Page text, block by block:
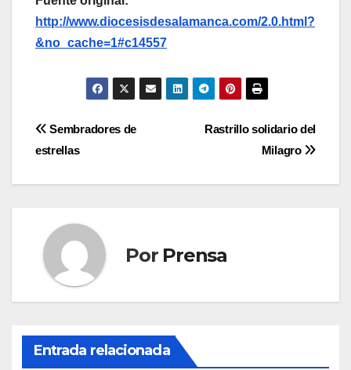
http://www.diocesisdesalamanca.com/2.0.html?
&no_cache=1#c14557
Navegación
Rastrillo solidario del
Milagro
Sembradores de
estrellas
Por Prensa
Entrada relacionada